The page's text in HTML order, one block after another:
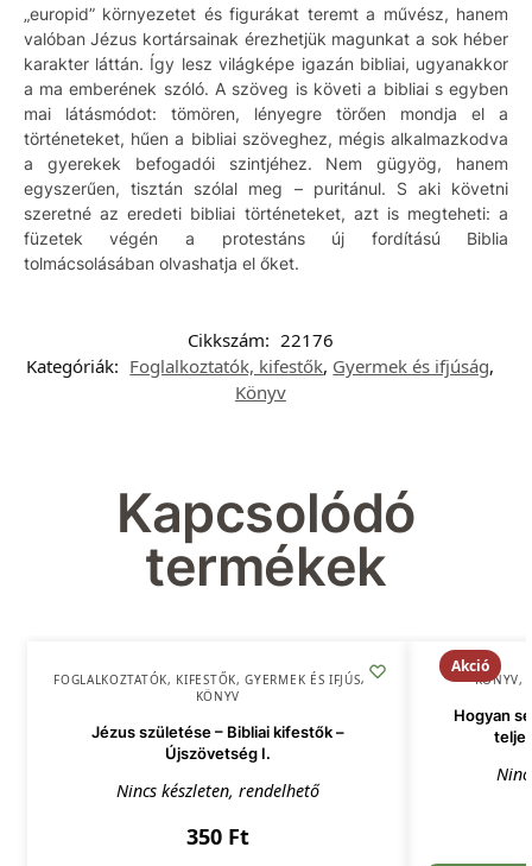
„europid” környezetet és figurákat teremt a művész, hanem
valóban Jézus kortársainak érezhetjük magunkat a sok héber
karakter láttán. Így lesz világképe igazán bibliai, ugyanakkor
a ma emberének szóló. A szöveg is követi a bibliai s egyben
mai látásmódot: tömören, lényegre törően mondja el a
történeteket, hűen a bibliai szöveghez, mégis alkalmazkodva
a gyerekek befogadói szintjéhez. Nem gügyög, hanem
egyszerűen, tisztán szólal meg – puritánul. S aki követni
szeretné az eredeti bibliai történeteket, azt is megteheti: a
füzetek végén a protestáns új fordítású Biblia
tolmácsolásában olvashatja el őket.
Cikkszám: 22176
Kategóriák: Foglalkoztatók, kifestők, Gyermek és ifjúság,
Könyv
Kapcsolódó
termékek
FOGLALKOZTATÓK, KIFESTŐK,GYERMEK ÉS IFJÚSÁG,
KÖNYV
Jézus születése – Bibliai kifestők –
Újszövetség I.
Nincs készleten, rendelhető
350 Ft
Akció
KÖNYV,
Hogyan